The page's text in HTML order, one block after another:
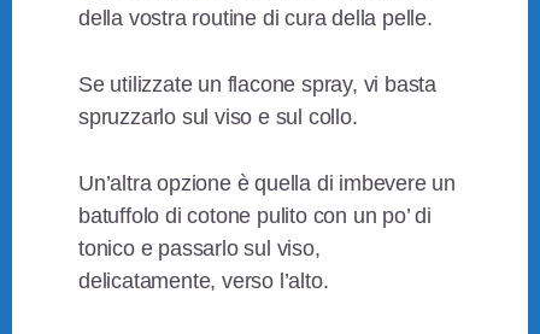
della vostra routine di cura della pelle.
Se utilizzate un flacone spray, vi basta
spruzzarlo sul viso e sul collo.
Un’altra opzione è quella di imbevere un
batuffolo di cotone pulito con un po’ di
tonico e passarlo sul viso,
delicatamente, verso l’alto.